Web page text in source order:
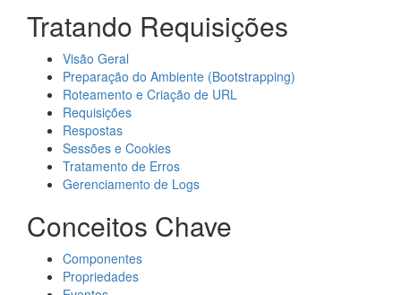
Tratando Requisições
Visão Geral
Preparação do Ambiente (Bootstrapping)
Roteamento e Criação de URL
Requisições
Respostas
Sessões e Cookies
Tratamento de Erros
Gerenciamento de Logs
Conceitos Chave
Componentes
Propriedades